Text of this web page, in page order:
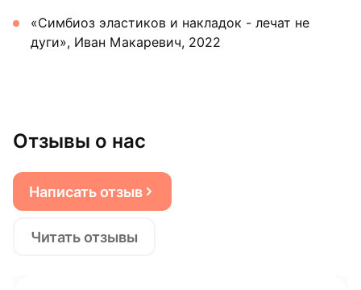
«Симбиоз эластиков и накладок - лечат не
дуги», Иван Макаревич, 2022
Отзывы о нас
Написать отзыв
Читать отзывы